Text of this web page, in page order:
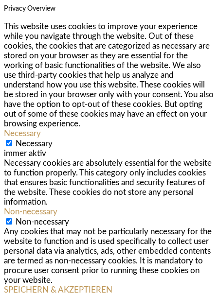
Privacy Overview
This website uses cookies to improve your experience
while you navigate through the website. Out of these
cookies, the cookies that are categorized as necessary are
stored on your browser as they are essential for the
working of basic functionalities of the website. We also
use third-party cookies that help us analyze and
understand how you use this website. These cookies will
be stored in your browser only with your consent. You also
have the option to opt-out of these cookies. But opting
out of some of these cookies may have an effect on your
browsing experience.
Necessary
Necessary
immer aktiv
Necessary cookies are absolutely essential for the website
to function properly. This category only includes cookies
that ensures basic functionalities and security features of
the website. These cookies do not store any personal
information.
Non-necessary
Non-necessary
Any cookies that may not be particularly necessary for the
website to function and is used specifically to collect user
personal data via analytics, ads, other embedded contents
are termed as non-necessary cookies. It is mandatory to
procure user consent prior to running these cookies on
your website.
SPEICHERN & AKZEPTIEREN